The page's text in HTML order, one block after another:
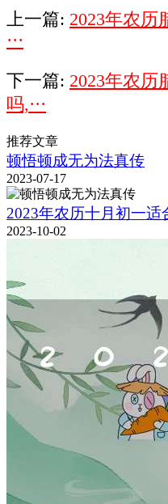
上一篇: 2023年农历
···
下一篇: 2023年农历
吗,···
推荐文章
顿悟顿成无为法真传
2023-07-17
2023年农历十月初一
2023-10-02